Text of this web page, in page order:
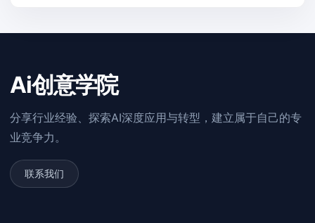
Ai创意学院
分享行业经验、探索AI深度应用与转型，建立属于自己的专
业竞争力。
联系我们